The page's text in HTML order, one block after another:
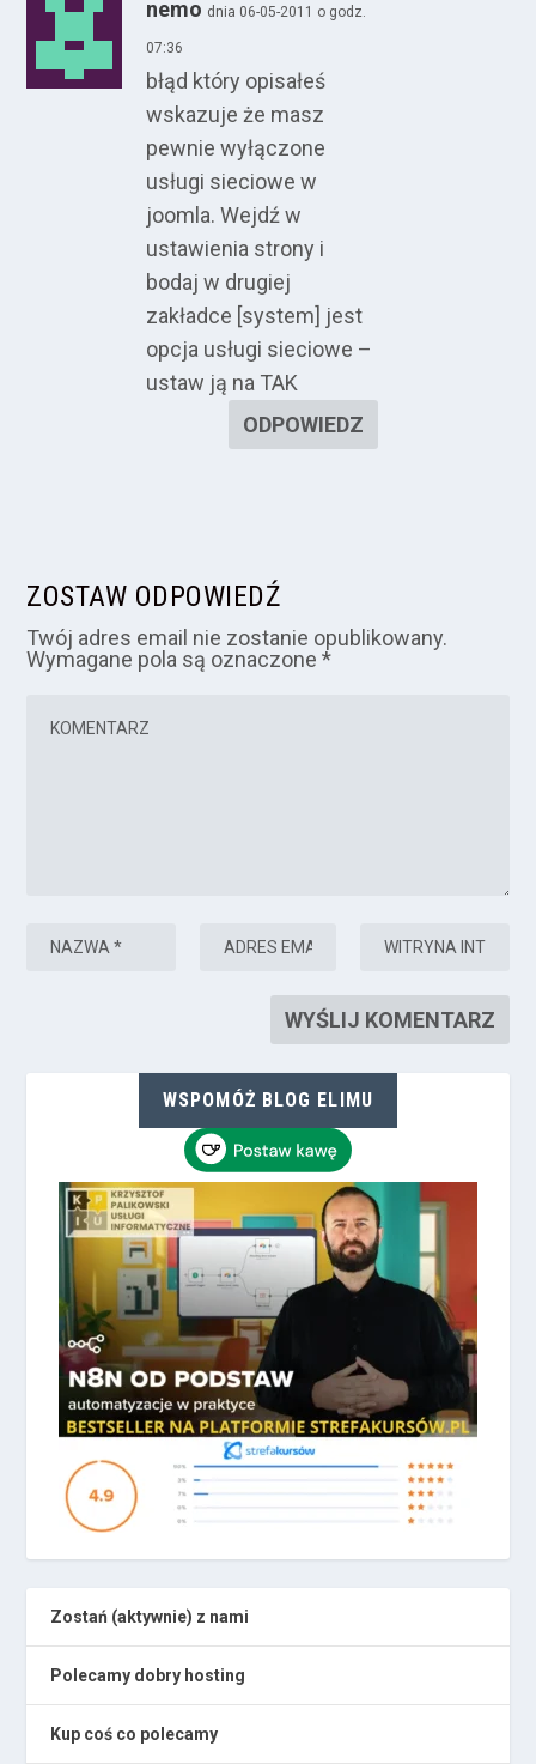
nemo dnia 06-05-2011 o godz.
07:36
błąd który opisałeś
wskazuje że masz
pewnie wyłączone
usługi sieciowe w
joomla. Wejdź w
ustawienia strony i
bodaj w drugiej
zakładce [system] jest
opcja usługi sieciowe –
ustaw ją na TAK
ODPOWIEDZ
ZOSTAW ODPOWIEDŹ
Twój adres email nie zostanie opublikowany.
Wymagane pola są oznaczone*
WSPOMÓŻ BLOG ELIMU
Zostań (aktywnie) z nami
Polecamy dobry hosting
Kup coś co polecamy